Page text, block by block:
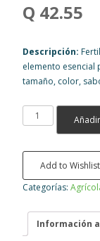
Q 42.55
Descripción:
elemento
tamaño, color,
Excell-
K
Add to Wishlist
Categorías:
Información